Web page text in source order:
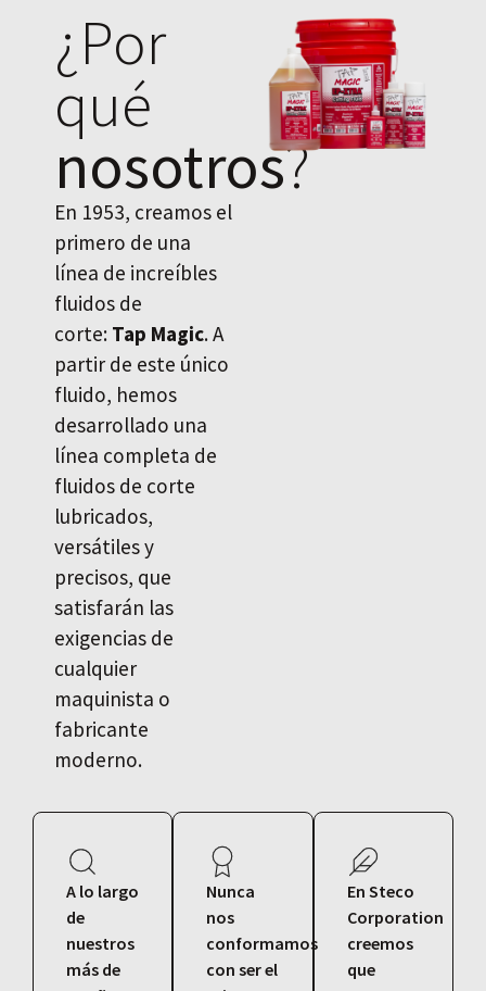
¿Por
qué
nosotros?
En 1953, creamos el
primero de una
línea de increíbles
fluidos de
corte: Tap Magic. A
partir de este único
fluido, hemos
desarrollado una
línea completa de
fluidos de corte
lubricados,
versátiles y
precisos, que
satisfarán las
exigencias de
cualquier
maquinista o
fabricante
moderno.
A lo largo
de
nuestros
más de
Nunca
nos
conformamos
con ser el
En Steco
Corporation
creemos
que